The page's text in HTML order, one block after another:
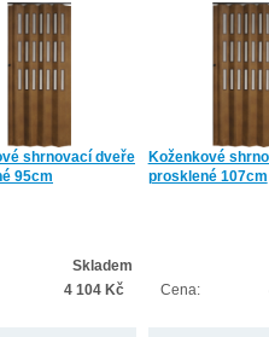
shrnovací dveře
95cm
Skladem
4 104 Kč
Koženkové
prosklené 107cm
Cena: